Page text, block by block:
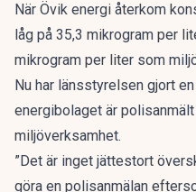
När Övik energi återkom
låg på 35,3 mikrogram per
mikrogram per liter som
Nu har länsstyrelsen gjort
energibolaget är
miljöverksamhet.
”Det är inget jättestort
göra en polisanmälan